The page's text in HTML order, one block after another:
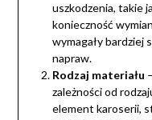
uszkodzenia, takie
konieczność
wymagały bardziej
napraw.
Rodzaj materiału
zależności od
element karoserii,